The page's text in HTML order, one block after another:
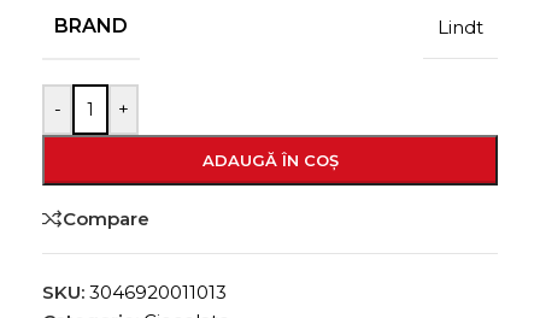
BRAND Lindt
- +
ADAUGĂ ÎN COȘ
Compare
SKU: 3046920011013